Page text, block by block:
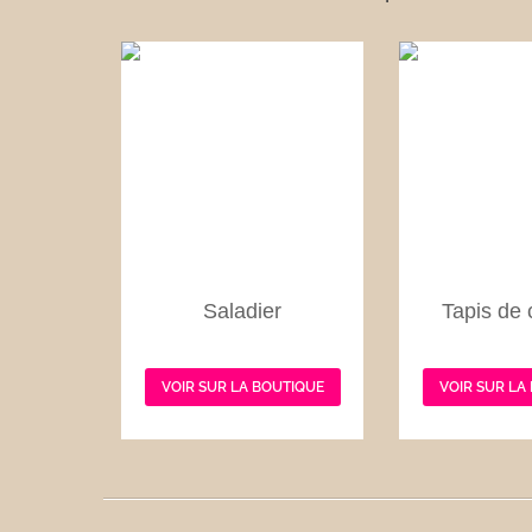
Saladier
VOIR SUR LA BOUTIQUE
Tapis de
VOIR SUR LA